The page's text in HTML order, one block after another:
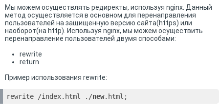
Мы можем осуществлять редиректы, используя nginx. Данный
метод осуществляется в основном для перенаправления
пользователей на защищенную версию сайта(https) или
наоборот(на http). Используя nginx, мы можем осуществить
перенаправление пользователей двумя способами:
rewrite
return
Пример использования rewrite:
rewrite /index.html ./new.html;